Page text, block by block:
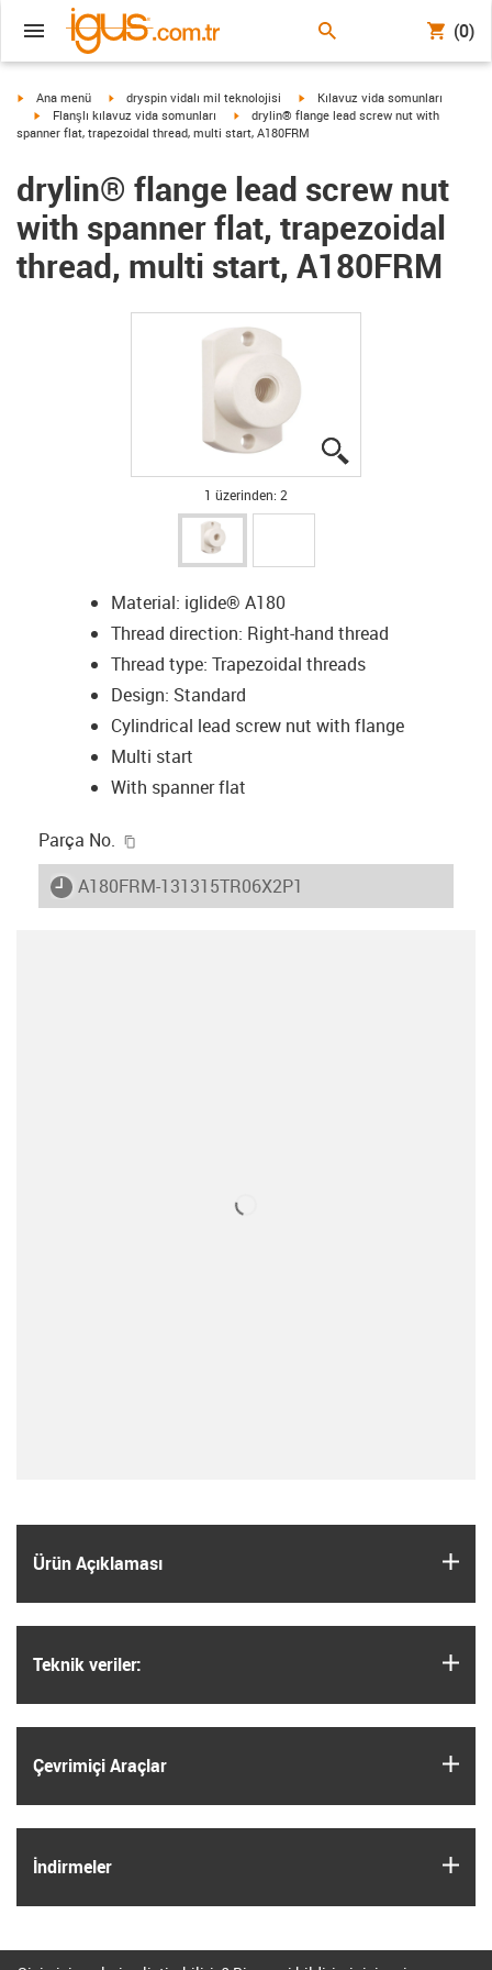
(0)
igus-icon-arrow-right
Ana menü igus-icon-arrow-right
dryspin vidalı mil teknolojisi igus-icon-arrow-right
Kılavuz vida somunları
igus-icon-arrow-right
Flanşlı kılavuz vida somunları igus-icon-arrow-right
drylin® flange lead screw nut with
spanner flat, trapezoidal thread, multi start, A180FRM
drylin® flange lead screw nut
with spanner flat, trapezoidal
thread, multi start, A180FRM
1 üzerinden: 2
Material: iglide® A180
Thread direction: Right-hand thread
Thread type: Trapezoidal threads
Design: Standard
Cylindrical lead screw nut with flange
Multi start
With spanner flat
Parça No.
igus-icon-lieferzeit
A180FRM-131315TR06X2P1
Ürün Açıklaması
Teknik veriler:
Çevrimiçi Araçlar
İndirmeler